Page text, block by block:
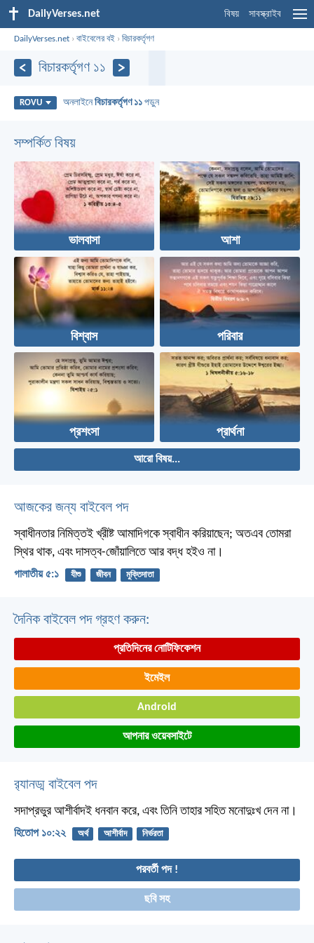
DailyVerses.net বিষয় সাবস্ক্রাইব
DailyVerses.net ›বাইবেলের বই ›বিচারকর্তৃগণ
বিচারকর্তৃগণ ১১
ROVU অনলাইনেবিচারকর্তৃগণ ১১ পড়ুন
সম্পর্কিত বিষয়
ভালবাসা আশা
বিশ্বাস পরিবার
প্রশংসা প্রার্থনা
আরো বিষয়...
আজকের জন্য বাইবেল পদ
স্বাধীনতার নিমিত্তই খ্রীষ্ট আমাদিগকে স্বাধীন করিয়াছেন; অতএব তোমরা
স্থির থাক, এবং দাসত্ব-জোঁয়ালিতে আর বদ্ধ হইও না।
গালাতীয় ৫:১ যীশু জীবন মুক্তিদাতা
দৈনিক বাইবেল পদ গ্রহণ করুন:
প্রতিদিনের নোটিফিকেশন
ইমেইল
Android
আপনার ওয়েবসাইটে
র‌্যানড্ম বাইবেল পদ
সদাপ্রভুর আশীর্বাদই ধনবান করে, এবং তিনি তাহার সহিত মনোদুঃখ দেন না।
হিতোপ ১০:২২ অর্থ আশীর্বাদ নির্ভরতা
পরবর্তী পদ !
ছবি সহ